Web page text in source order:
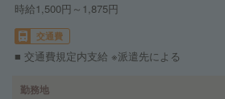
時給1,500円～1,875円
交通費
■ 交通費規定内支給 ※派遣先による
勤務地